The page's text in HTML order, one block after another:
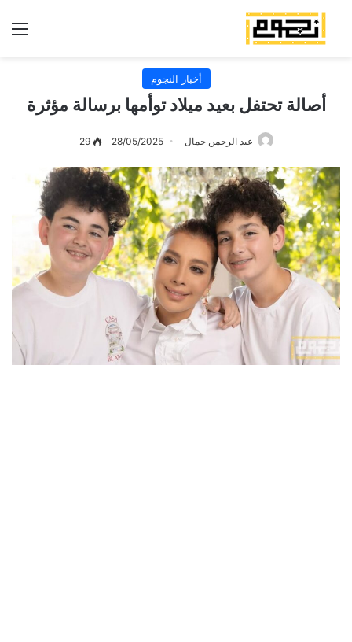
أخبار النجوم
أصالة تحتفل بعيد ميلاد توأمها برسالة مؤثرة
عبد الرحمن جمال 28/05/2025
29